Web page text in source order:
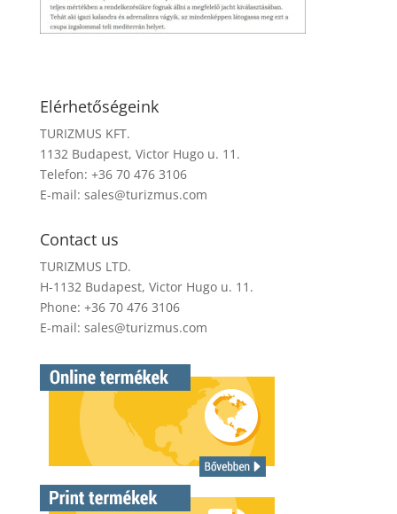
Elérhetőségeink
TURIZMUS KFT.
1132 Budapest, Victor Hugo u. 11.
Telefon: +36 70 476 3106
E-mail: sales@turizmus.com
Contact us
TURIZMUS LTD.
H-1132 Budapest, Victor Hugo u. 11.
Phone: +36 70 476 3106
E-mail: sales@turizmus.com